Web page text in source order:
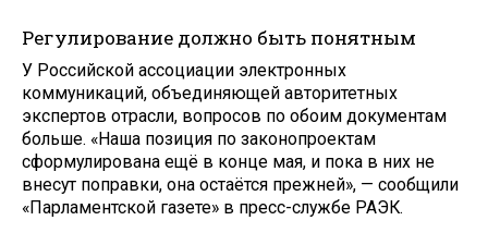
Регулирование должно быть понятным
У Российской ассоциации электронных
коммуникаций, объединяющей авторитетных
экспертов отрасли, вопросов по обоим документам
больше. «Наша позиция по законопроектам
сформулирована ещё в конце мая, и пока в них не
внесут поправки, она остаётся прежней», — сообщили
«Парламентской газете» в пресс-службе РАЭК.